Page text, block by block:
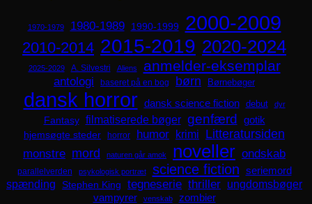
1970-1979 1980-1989 1990-1999 2000-2009
2010-2014 2015-2019 2020-2024
2025-2029 A. Silvestri Aliens anmelder-eksemplar
antologi baseret på en bog børn Børnebøger
dansk horror dansk science fiction debut dyr
Fantasy filmatiserede bøger genfærd
gotik
hjemsøgte steder
horror humor krimi Litteratursiden
monstre mord naturen går amok noveller ondskab
parallelverden psykologisk portræt science fiction seriemord
spænding Stephen King tegneserie thriller ungdomsbøger
vampyrer venskab
zombier